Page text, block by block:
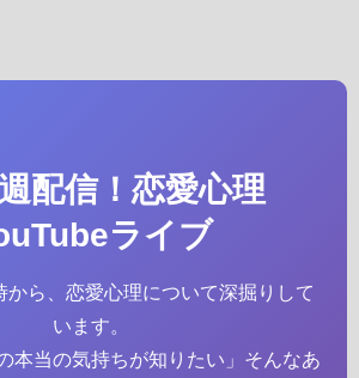
配信！恋愛心理
ライブ
から、恋愛心理について深掘りして
います。
本当の気持ちが知りたい」そんなあ